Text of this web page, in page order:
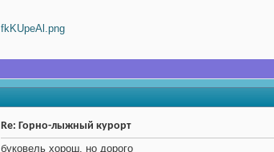
fkKUpeAl.png
Re: Горно-лыжный курорт
буковель хорош, но дорого